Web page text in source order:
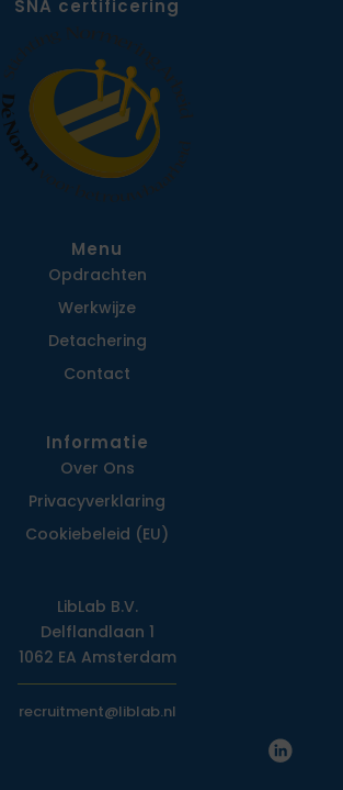
SNA certificering
Menu
Opdrachten
Werkwijze
Detachering
Contact
Informatie
Over Ons
Privacy­verklaring
Cookiebeleid (EU)
LibLab B.V.
Delflandlaan 1
1062 EA Amsterdam
recruitment@liblab.nl